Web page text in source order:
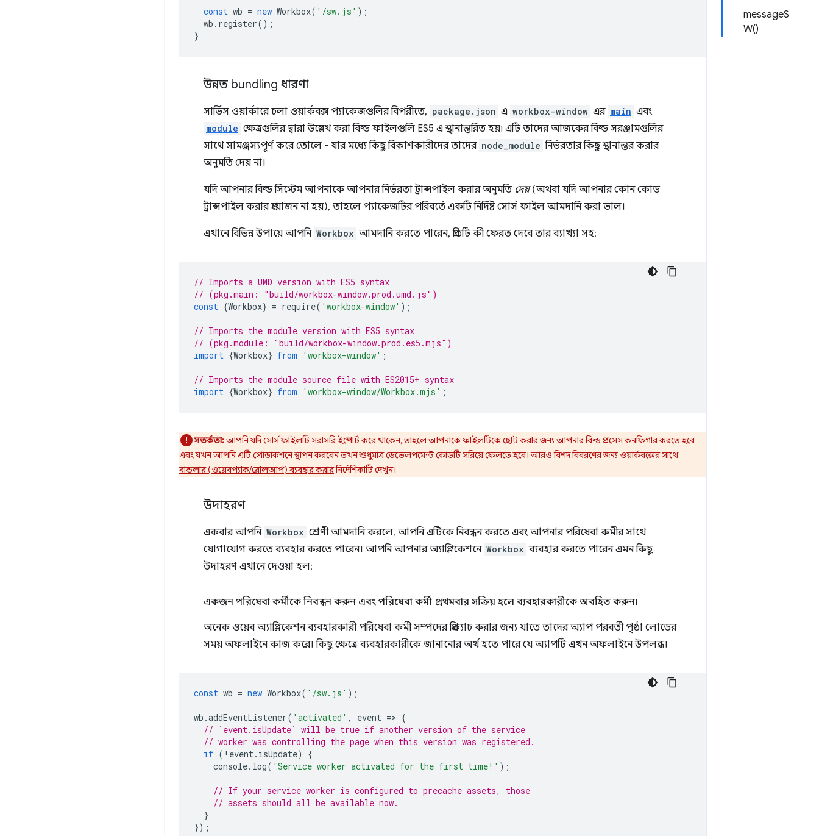
messageS
W()
const wb = new Workbox( '/sw.js' );
wb . register();
}
উন্নত bundling ধারণা
সার্ভিস ওয়ার্কারে চলা ওয়ার্কবক্স প্যাকেজগুলির বিপরীতে, package.json এ workbox-window এর main এবং
module ক্ষেত্রগুলির দ্বারা উল্লেখ করা বিল্ড ফাইলগুলি ES5 এ স্থানান্তরিত হয়৷ এটি তাদের আজকের বিল্ড সরঞ্জামগুলির
সাথে সামঞ্জস্যপূর্ণ করে তোলে - যার মধ্যে কিছু বিকাশকারীদের তাদের node_module নির্ভরতার কিছু স্থানান্তর করার
অনুমতি দেয় না।
যদি আপনার বিল্ড সিস্টেম আপনাকে আপনার নির্ভরতা ট্রান্সপাইল করার অনুমতি দেয়(অথবা যদি আপনার কোন কোড
ট্রান্সপাইল করার প্রয়োজন না হয়), তাহলে প্যাকেজটির পরিবর্তে একটি নির্দিষ্ট সোর্স ফাইল আমদানি করা ভাল।
এখানে বিভিন্ন উপায়ে আপনি Workbox আমদানি করতে পারেন, প্রতিটি কী ফেরত দেবে তার ব্যাখ্যা সহ:
// Imports a UMD version with ES5 syntax
// (pkg.main: "build/workbox-window.prod.umd.js")
const {Workbox} = require( 'workbox-window' );
// Imports the module version with ES5 syntax
// (pkg.module: "build/workbox-window.prod.es5.mjs")
import {Workbox} from 'workbox-window' ;
// Imports the module source file with ES2015+ syntax
import {Workbox} from 'workbox-window/Workbox.mjs' ;
সতর্কতা:আপনি যদি সোর্স ফাইলটি সরাসরি ইম্পোর্ট করে থাকেন, তাহলে আপনাকে ফাইলটিকে ছোট করার জন্য আপনার বিল্ড প্রসেস কনফিগার করতে হবে
এবং যখন আপনি এটি প্রোডাকশনে স্থাপন করবেন তখন শুধুমাত্র ডেভেলপমেন্ট কোডটি সরিয়ে ফেলতে হবে। আরও বিশদ বিবরণের জন্য ওয়ার্কবক্সের সাথে
বান্ডলার (ওয়েবপ্যাক/রোলআপ) ব্যবহার করারনির্দেশিকাটি দেখুন।
উদাহরণ
একবার আপনি Workbox শ্রেণী আমদানি করলে, আপনি এটিকে নিবন্ধন করতে এবং আপনার পরিষেবা কর্মীর সাথে
যোগাযোগ করতে ব্যবহার করতে পারেন। আপনি আপনার অ্যাপ্লিকেশনে Workbox ব্যবহার করতে পারেন এমন কিছু
উদাহরণ এখানে দেওয়া হল:
একজন পরিষেবা কর্মীকে নিবন্ধন করুন এবং পরিষেবা কর্মী প্রথমবার সক্রিয় হলে ব্যবহারকারীকে অবহিত করুন৷
অনেক ওয়েব অ্যাপ্লিকেশন ব্যবহারকারী পরিষেবা কর্মী সম্পদের প্রিক্যাচ করার জন্য যাতে তাদের অ্যাপ পরবর্তী পৃষ্ঠা লোডের
সময় অফলাইনে কাজ করে। কিছু ক্ষেত্রে ব্যবহারকারীকে জানানোর অর্থ হতে পারে যে অ্যাপটি এখন অফলাইনে উপলব্ধ।
const wb = new Workbox( '/sw.js' );
wb .addEventListener( 'activated' , event => {
// `event.isUpdate` will be true if another version of the service
// worker was controlling the page when this version was registered.
if ( ! event. isUpdate)
{
console. log( 'Service worker activated for the first time!' );
// If your service worker is configured to precache assets, those
// assets should all be available now.
}
});